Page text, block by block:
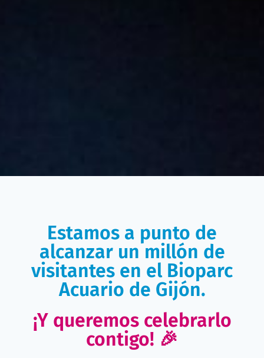
Estamos a punto de
alcanzar un millón de
visitantes en el Bioparc
Acuario de Gijón.
¡Y queremos celebrarlo
contigo! 🎉